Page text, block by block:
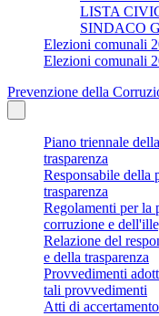
LISTA
SINDACO
Elezioni comunali
Elezioni comunali
Prevenzione della
Piano triennale
trasparenza
Responsabile della
trasparenza
Regolamenti per la
corruzione e
Relazione del
e della trasparenza
Provvedimenti
tali provvedimenti
Atti di